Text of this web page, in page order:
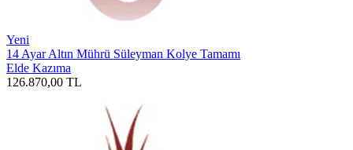
Yeni
14 Ayar Altın Mührü Süleyman Kolye Tamamı
Elde Kazıma
126.870,00 TL